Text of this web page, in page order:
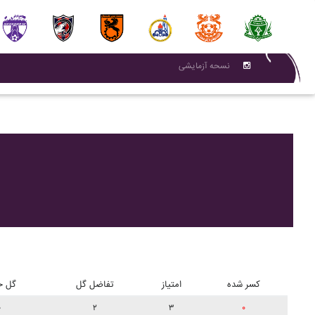
نسحه آزمایشی
گل تفاضل گل امتیاز کسر شده
۲ ۳ ۰